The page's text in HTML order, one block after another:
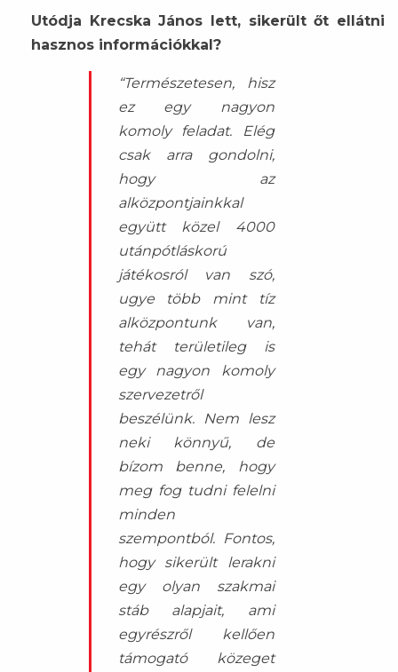
Utódja Krecska János lett, sikerült őt ellátni
hasznos információkkal?
“Természetesen, hisz
ez egy nagyon
komoly feladat. Elég
csak arra gondolni,
hogy az
alközpontjainkkal
együtt közel 4000
utánpótláskorú
játékosról van szó,
ugye több mint tíz
alközpontunk van,
tehát területileg is
egy nagyon komoly
szervezetről
beszélünk. Nem lesz
neki könnyű, de
bízom benne, hogy
meg fog tudni felelni
minden
szempontból. Fontos,
hogy sikerült lerakni
egy olyan szakmai
stáb alapjait, ami
egyrészről kellően
támogató közeget